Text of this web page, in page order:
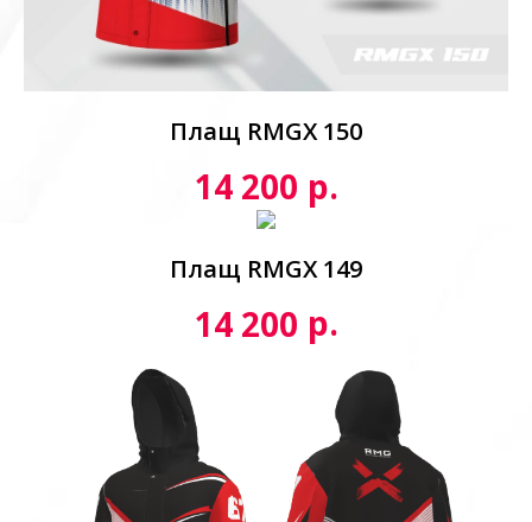
Плащ RMGX 150
14 200 р.
Плащ RMGX 149
14 200 р.